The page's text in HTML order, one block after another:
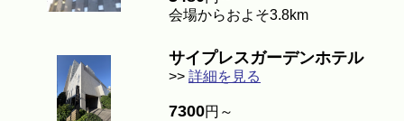
会場からおよそ3.8km
サイプレスガーデンホテル
>> 詳細を見る
7300円～